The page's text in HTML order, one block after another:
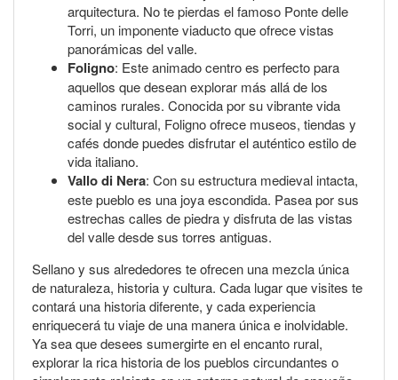
arquitectura. No te pierdas el famoso Ponte delle
Torri, un imponente viaducto que ofrece vistas
panorámicas del valle.
Foligno: Este animado centro es perfecto para
aquellos que desean explorar más allá de los
caminos rurales. Conocida por su vibrante vida
social y cultural, Foligno ofrece museos, tiendas y
cafés donde puedes disfrutar el auténtico estilo de
vida italiano.
Vallo di Nera: Con su estructura medieval intacta,
este pueblo es una joya escondida. Pasea por sus
estrechas calles de piedra y disfruta de las vistas
del valle desde sus torres antiguas.
Sellano y sus alrededores te ofrecen una mezcla única
de naturaleza, historia y cultura. Cada lugar que visites te
contará una historia diferente, y cada experiencia
enriquecerá tu viaje de una manera única e inolvidable.
Ya sea que desees sumergirte en el encanto rural,
explorar la rica historia de los pueblos circundantes o